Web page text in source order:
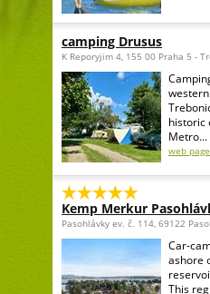
camping Drusus
K Reporyjim 4, 155 00 Praha 5 -
historic
Metro...
web
Kemp Merkur
Pasohlávky ev. č. 114, 69122
Car-
ashore
This